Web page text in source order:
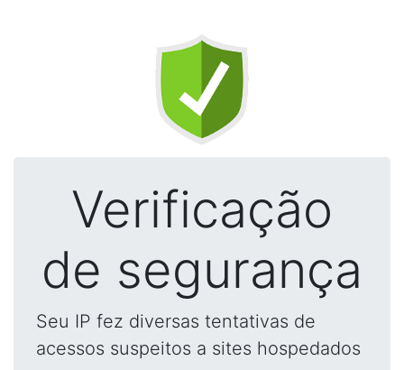
Verificação
de segurança
Seu IP fez diversas tentativas de
acessos suspeitos a sites hospedados